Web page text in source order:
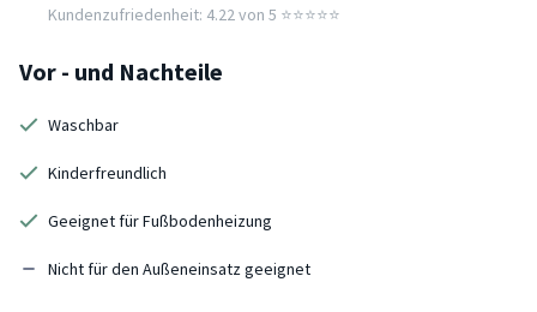
Kundenzufriedenheit: 4.22 von 5 ⭐️⭐️⭐️⭐️⭐️
Vor - und Nachteile
Waschbar
Kinderfreundlich
Geeignet für Fußbodenheizung
Nicht für den Außeneinsatz geeignet